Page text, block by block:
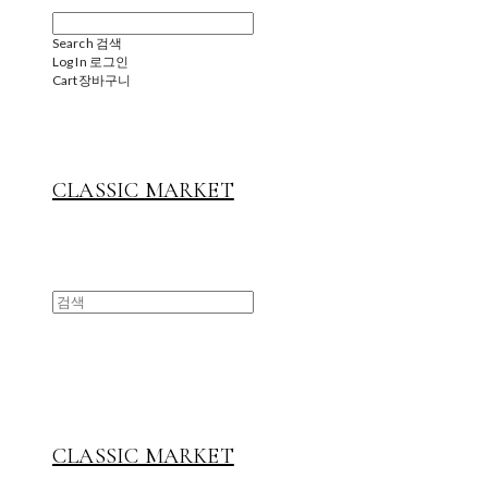
Search 검색
Log In 로그인
Cart장바구니
CLASSIC MARKET
CLASSIC MARKET